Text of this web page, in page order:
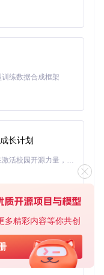
多精彩内容等你共创
施指南
练数据合成框架
长计划
「源启盛夏」暑期校园开发者成长计划旨在激活校园开源力量，通过积分激励、认证扶持、资源倾斜等形式，引导高校组织和开发者完成「入驻 — 建项目 — 做贡献 — 获认证 — 得资源」的完整闭环。无论你是想带领社团入驻平台的组织者，还是希望用代码贡献证明自己的开发者，都能在这里找到属于你的成长路径。
基于Python的Xiaozhi AI，适用于想要完整Xiaozhi体验而无需拥有专用硬件的用户。